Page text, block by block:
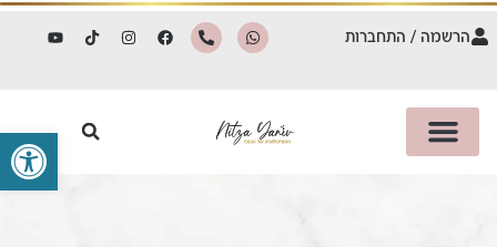
פתח
הרשמה / התחברות